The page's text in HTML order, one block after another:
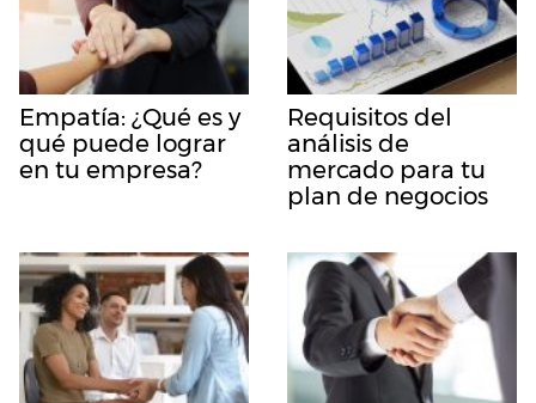
Empatía: ¿Qué es y
qué puede lograr
en tu empresa?
Requisitos del
análisis de
mercado para tu
plan de negocios